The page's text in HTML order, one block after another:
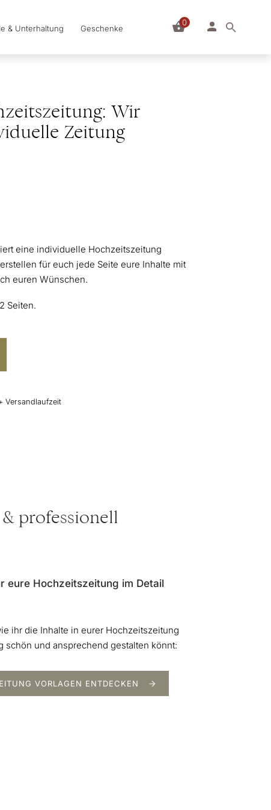
& Unterhaltung Geschenke
0
Wir
Zeitung
eine individuelle Hochzeitszeitung
für euch jede Seite eure Inhalte mit
euren Wünschen.
Seiten.
Versandlaufzeit
professionell
eure Hochzeitszeitung im Detail
ihr die Inhalte in eurer Hochzeitszeitung
schön und ansprechend gestalten könnt:
VORLAGEN ENTDECKEN